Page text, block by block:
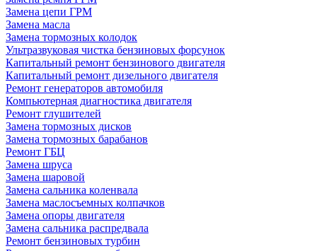
Замена цепи ГРМ
Замена масла
Замена тормозных колодок
Ультразвуковая чистка бензиновых форсунок
Капитальный ремонт бензинового двигателя
Капитальный ремонт дизельного двигателя
Ремонт генераторов автомобиля
Компьютерная диагностика двигателя
Ремонт глушителей
Замена тормозных дисков
Замена тормозных барабанов
Ремонт ГБЦ
Замена шруса
Замена шаровой
Замена сальника коленвала
Замена маслосъемных колпачков
Замена опоры двигателя
Замена сальника распредвала
Ремонт бензиновых турбин